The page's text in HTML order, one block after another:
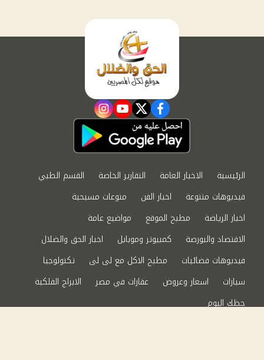
facebook
twitter
youtube
instagram
الرئيسية الاخبار العامة التقارير الخاصة
القسم الطبي
فيديوهات متنوعة
اخبار الفن
منوعات مسيحية
اخبار الرياضة
مطبخ الموقع
مواضيع عامة
الاقتصاد والبورصة
كمبيوتر وموبايل
اخبار الحق والضلال
فيديوهات فضائيات
مطبخ الاكل مع لى لى
تكنولوجيا
سيارات
اسعار وعروض عقارات في مصر
الابراج الفلكية
حظك اليوم